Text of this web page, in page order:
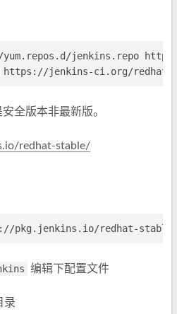
yum.repos.d/jenkins.repo
https://jenkins-ci.org/redhat/
全版本非最新版。
redhat-stable/
pkg.jenkins.io/redhat-stable/
编辑下配置文件
录